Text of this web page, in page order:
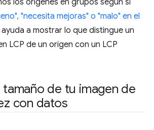
los orígenes en grupos según si
"necesita mejoras" o "malo" en el
ayuda a mostrar lo que distingue un
LCP de un origen con un LCP
tamaño de tu imagen de
con datos